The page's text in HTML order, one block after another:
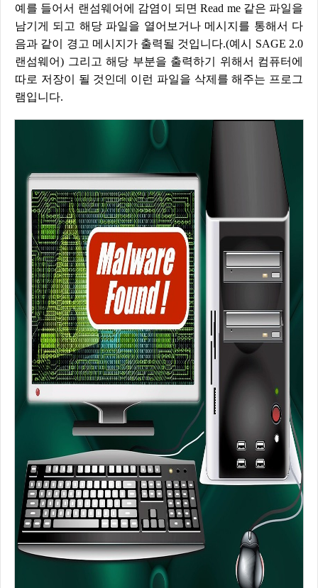
예를 들어서 랜섬웨어에 감염이 되면 Read me 같은 파일을
남기게 되고 해당 파일을 열어보거나 메시지를 통해서 다
음과 같이 경고 메시지가 출력될 것입니다.(예시 SAGE 2.0
랜섬웨어) 그리고 해당 부분을 출력하기 위해서 컴퓨터에
따로 저장이 될 것인데 이런 파일을 삭제를 해주는 프로그
램입니다.